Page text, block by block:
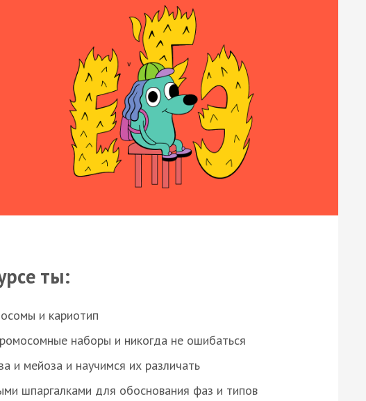
ты:
и кариотип
наборы и никогда не ошибаться
и мейоза и научимся их различать
шпаргалками для обоснования фаз и типов